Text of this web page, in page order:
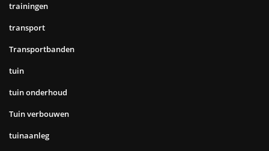
trainingen
transport
Transportbanden
tuin
tuin onderhoud
Tuin verbouwen
tuinaanleg